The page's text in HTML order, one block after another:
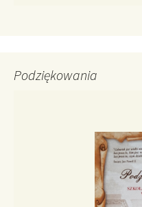
Podziękowania